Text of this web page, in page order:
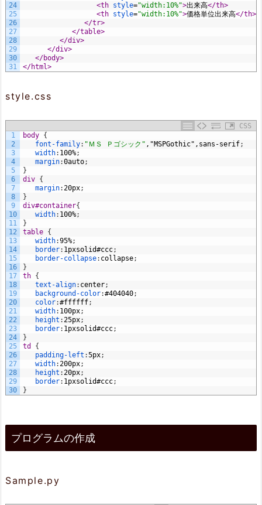
24
25
26
27
28
29
30
31
<th style="width:10%">出来高</th>
<th style="width:10%">価格単位出来高</th>
</tr>
</table>
</div>
</div>
</body>
</html>
style.css
CSS
1
2
3
4
5
6
7
8
9
10
11
12
13
14
15
16
17
18
19
20
21
22
23
24
25
26
27
28
29
30
body {
font-family: "ＭＳ Ｐゴシック" ,"MSPGothic",sans-serif;
width: 100%;
margin:0auto;
}
div {
margin: 20px;
}
div#container{
width: 100%;
}
table {
width:95%;
border: 1pxsolid#ccc;
border-collapse: collapse;
}
th {
text-align: center;
background-color:#404040;
color:#ffffff;
width: 100px;
height : 25px;
border: 1pxsolid#ccc;
}
td {
padding-left :5px;
width: 200px;
height : 20px;
border: 1pxsolid#ccc;
}
プログラムの作成
Sample.py